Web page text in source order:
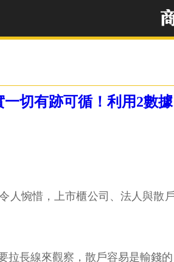
切有跡可循！利用2數
人惋惜，上市櫃公司、法人與
長線來觀察，散戶容易是輸錢